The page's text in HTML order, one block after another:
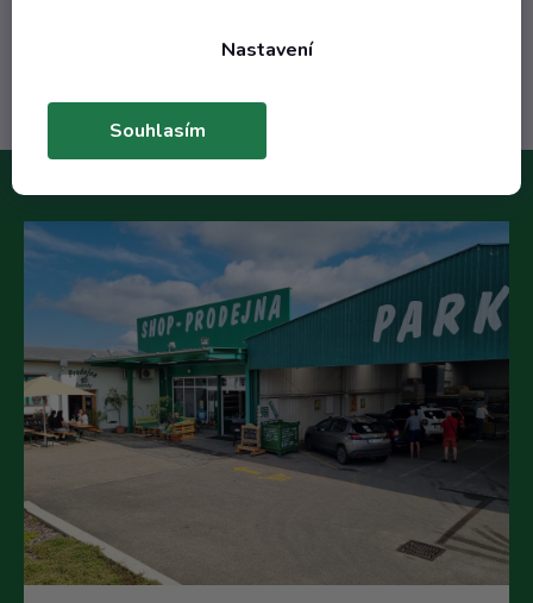
Nastavení
Souhlasím